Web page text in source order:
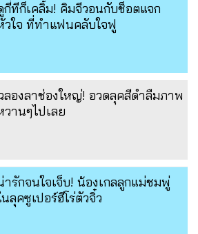
กี่ทีก็เคลิ้ม! คิมจีวอนกับช็อตแจก
วใจ ที่ทำแฟนคลับใจฟู
ลองลาช่องใหญ่! อวดลุคสีดำลืมภาพ
วานๆไปเลย
ารักจนใจเจ็บ! น้องเกลลูกแม่ชมพู่
นลุคซูเปอร์ฮีโร่ตัวจิ๋ว